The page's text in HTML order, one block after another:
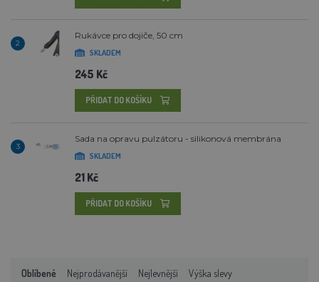
2
Rukávce pro dojiče, 50 cm
SKLADEM
245 Kč
PŘIDAT DO KOŠÍKU
3
Sada na opravu pulzátoru - silikonová membrána
SKLADEM
21 Kč
PŘIDAT DO KOŠÍKU
Oblíbené Nejprodávanější Nejlevnější Výška slevy